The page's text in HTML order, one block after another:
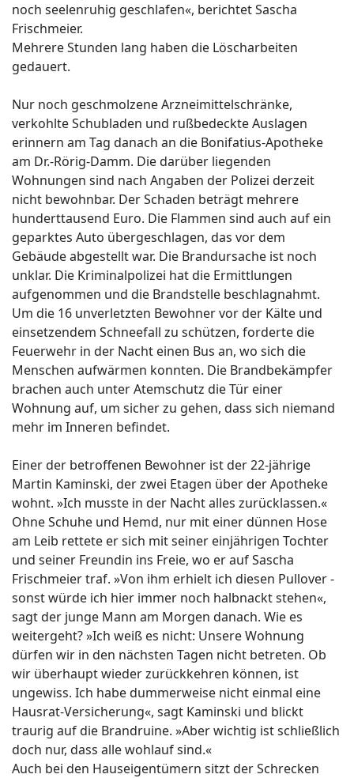
noch seelenruhig geschlafen«, berichtet Sascha
Frischmeier.
Mehrere Stunden lang haben die Löscharbeiten
gedauert.
Nur noch geschmolzene Arzneimittelschränke,
verkohlte Schubladen und rußbedeckte Auslagen
erinnern am Tag danach an die Bonifatius-Apotheke
am Dr.-Rörig-Damm. Die darüber liegenden
Wohnungen sind nach Angaben der Polizei derzeit
nicht bewohnbar. Der Schaden beträgt mehrere
hunderttausend Euro. Die Flammen sind auch auf ein
geparktes Auto übergeschlagen, das vor dem
Gebäude abgestellt war. Die Brandursache ist noch
unklar. Die Kriminalpolizei hat die Ermittlungen
aufgenommen und die Brandstelle beschlagnahmt.
Um die 16 unverletzten Bewohner vor der Kälte und
einsetzendem Schneefall zu schützen, forderte die
Feuerwehr in der Nacht einen Bus an, wo sich die
Menschen aufwärmen konnten. Die Brandbekämpfer
brachen auch unter Atemschutz die Tür einer
Wohnung auf, um sicher zu gehen, dass sich niemand
mehr im Inneren befindet.
Einer der betroffenen Bewohner ist der 22-jährige
Martin Kaminski, der zwei Etagen über der Apotheke
wohnt. »Ich musste in der Nacht alles zurücklassen.«
Ohne Schuhe und Hemd, nur mit einer dünnen Hose
am Leib rettete er sich mit seiner einjährigen Tochter
und seiner Freundin ins Freie, wo er auf Sascha
Frischmeier traf. »Von ihm erhielt ich diesen Pullover -
sonst würde ich hier immer noch halbnackt stehen«,
sagt der junge Mann am Morgen danach. Wie es
weitergeht? »Ich weiß es nicht: Unsere Wohnung
dürfen wir in den nächsten Tagen nicht betreten. Ob
wir überhaupt wieder zurückkehren können, ist
ungewiss. Ich habe dummerweise nicht einmal eine
Hausrat-Versicherung«, sagt Kaminski und blickt
traurig auf die Brandruine. »Aber wichtig ist schließlich
doch nur, dass alle wohlauf sind.«
Auch bei den Hauseigentümern sitzt der Schrecken